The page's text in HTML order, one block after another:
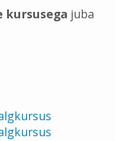
kursusega juba